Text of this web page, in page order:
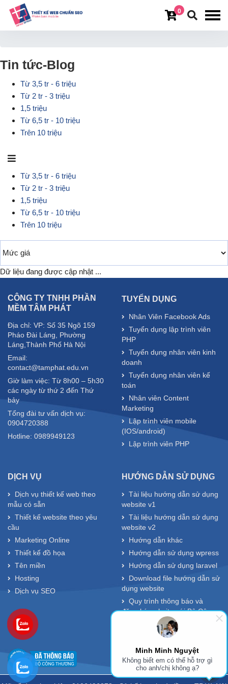
0
Trang chủ
Tin tức-Blog
Từ 3,5 tr - 6 triệu
Từ 2 tr - 3 triệu
1,5 triệu
Từ 6,5 tr - 10 triệu
Trên 10 triệu
Từ 3,5 tr - 6 triệu
Từ 2 tr - 3 triệu
1,5 triệu
Từ 6,5 tr - 10 triệu
Trên 10 triệu
Dữ liệu đang được cập nhật ...
CÔNG TY TNHH PHẦN
MỀM TÂM PHÁT
Địa chỉ: VP: Số 35 Ngõ 159
Pháo Đài Láng, Phường
Láng,Thành Phố Hà Nội
Email:
contact@tamphat.edu.vn
Giờ làm việc: Từ 8h00 – 5h30
các ngày từ thứ 2 đến Thứ
bảy
Tổng đài tư vấn dịch vụ:
0904720388
Hotline: 0989949123
TUYỂN DỤNG
Nhân Viên Facebook Ads
Tuyển dụng lập trình viên
PHP
Tuyển dụng nhân viên kinh
doanh
Tuyển dụng nhân viên kế
toán
Nhân viên Content
Marketing
Lập trình viên mobile
(IOS/android)
Lập trình viên PHP
DỊCH VỤ
Dịch vụ thiết kế web theo
mẫu có sẵn
Thiết kế website theo yêu
cầu
Marketing Online
Thiết kế đồ họa
Tên miền
Hosting
Dịch vụ SEO
HƯỚNG DẪN SỬ DỤNG
Tài liệu hướng dẫn sử dụng
website v1
Tài liệu hướng dẫn sử dụng
website v2
Hướng dẫn khác
Hướng dẫn sử dụng wpress
Hướng dẫn sử dụng laravel
Download file hướng dẫn sử
dụng website
Quy trình thông báo và
đăng ký website với Bộ Công
Minh Minh Nguyệt
Không biết em có thể hỗ trợ gì
cho anh/chị không ạ?